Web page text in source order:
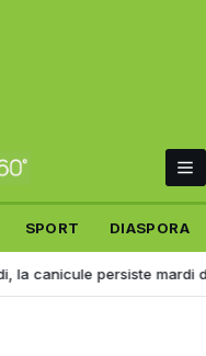
SPORT DIASPORA
persiste mardi dans